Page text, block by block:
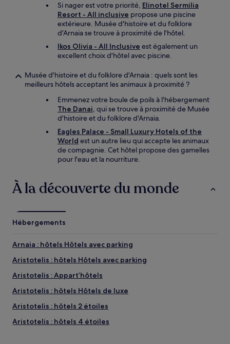
Si nager est votre priorité, Elinotel Sermilia
Resort - All inclusive propose une piscine
extérieure. Musée d'histoire et du folklore
d'Arnaia se trouve à proximité de l'hôtel.
Ikos Olivia - All Inclusive est également un
excellent choix d'hôtel avec piscine.
Musée d'histoire et du folklore d'Arnaia : quels sont les
meilleurs hôtels acceptant les animaux à proximité ?
Emmenez votre boule de poils à l'hébergement
The Danai, qui se trouve à proximité de Musée
d'histoire et du folklore d'Arnaia.
Eagles Palace - Small Luxury Hotels of the
World est un autre lieu qui accepte les animaux
de compagnie. Cet hôtel propose des gamelles
pour l'eau et la nourriture.
À la découverte du monde
Hébergements
Arnaia : hôtels Hôtels avec parking
Aristotelis : hôtels Hôtels avec parking
Aristotelis : Appart’hôtels
Aristotelis : hôtels Hôtels de luxe
Aristotelis : hôtels 2 étoiles
Aristotelis : hôtels 4 étoiles